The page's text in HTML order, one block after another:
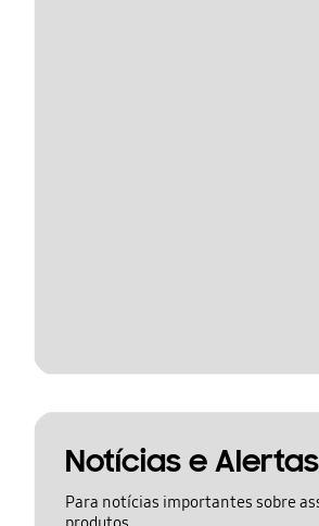
Notícias e Alertas
Para notícias importantes sobre